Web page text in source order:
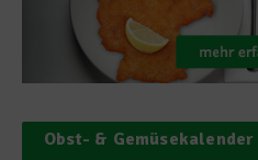
Obst- & Gemüsekalender